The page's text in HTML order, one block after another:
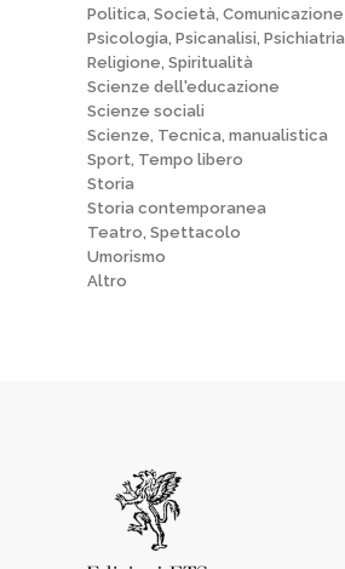
Politica, Società, Comunicazione
Psicologia, Psicanalisi, Psichiatria
Religione, Spiritualità
Scienze dell'educazione
Scienze sociali
Scienze, Tecnica, manualistica
Sport, Tempo libero
Storia
Storia contemporanea
Teatro, Spettacolo
Umorismo
Altro